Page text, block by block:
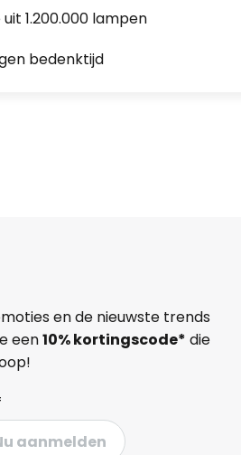
uit 1.200.000 lampen
bedenktijd
en de nieuwste trends
een10% kortingscode* die
aanmelden